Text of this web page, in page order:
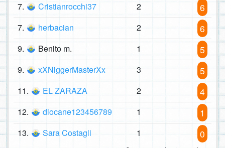
7. Cristianrocchi37 2 6
7. herbacian 2 6
9. Benito m. 1 5
9. xXNiggerMasterXx 3 5
11. EL ZARAZA 2 4
12. diocane123456789 1 1
13. Sara Costagli 1 0